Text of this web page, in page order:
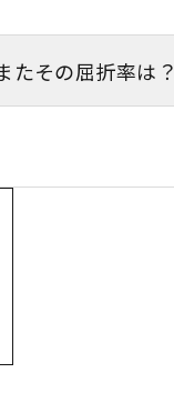
たその屈折率は？